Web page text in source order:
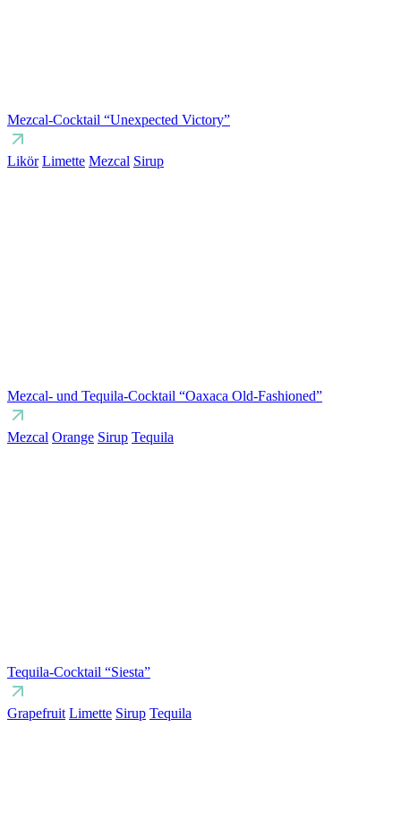
Mezcal-Cocktail “Unexpected Victory”
Likör Limette Mezcal Sirup
Mezcal- und Tequila-Cocktail “Oaxaca Old-Fashioned”
Mezcal Orange Sirup Tequila
Tequila-Cocktail “Siesta”
Grapefruit Limette Sirup Tequila